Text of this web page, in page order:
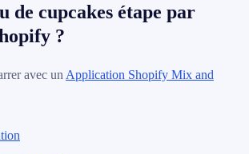
de cupcakes étape par
?
avec un Application Shopify Mix and